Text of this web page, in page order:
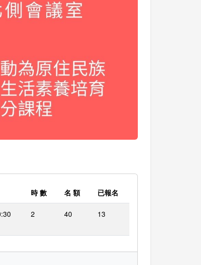
時 數 名 額 已報名
2 40 13